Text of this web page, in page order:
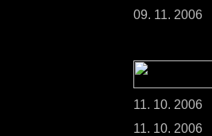
09. 11. 2006
11. 10. 2006
11. 10. 2006